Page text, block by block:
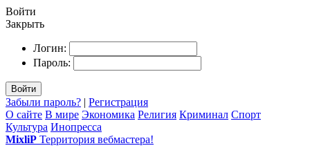
Войти
Закрыть
Логин:
Пароль:
Войти
Забыли пароль? | Регистрация
О сайте В мире Экономика Религия Криминал Спорт
Культура Инопресса
MixliP Территория вебмастера!